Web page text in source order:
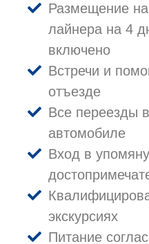
Размещение на
лайнера на 4
включено
Встречи и
отъезде
Все переезды
автомобиле
Вход в
экскурсиях
Питание